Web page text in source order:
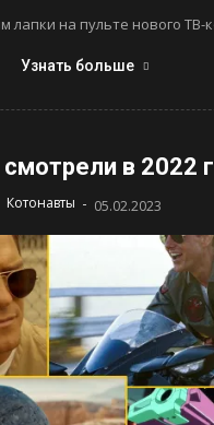
лапки на пульте нового ТВ-
Узнать больше
в 2022
Котонавты - 05.02.2023